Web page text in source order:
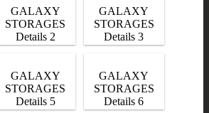
GALAXY
STORAGES
Details 2
GALAXY
STORAGES
Details 3
GALAXY
STORAGES
Details 5
GALAXY
STORAGES
Details 6